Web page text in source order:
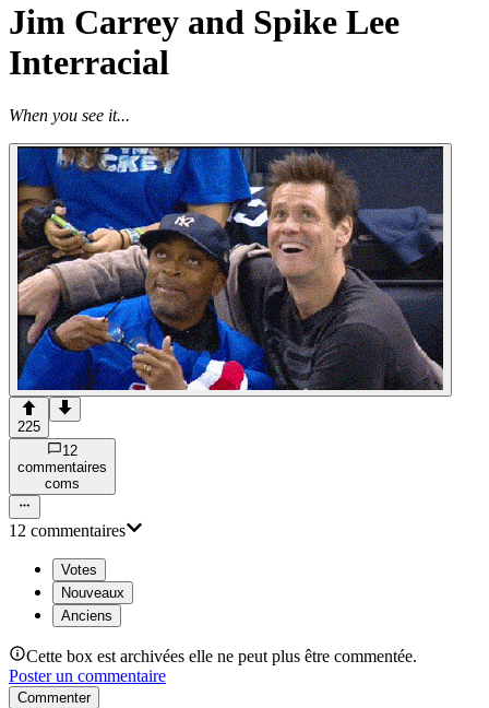
Jim Carrey and Spike Lee
Interracial
When you see it...
225
12
commentaires
coms
12 commentaires
Votes
Nouveaux
Anciens
Cette box est archivées elle ne peut plus être commentée.
Poster un commentaire
Commenter